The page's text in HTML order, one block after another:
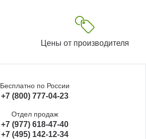
Цены от производителя
Бесплатно по России
+7 (800) 777-04-23
Отдел продаж
+7 (977) 618-47-40
+7 (495) 142-12-34